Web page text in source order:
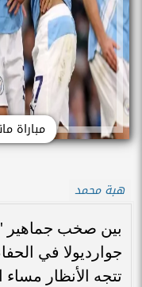
مباراة
هبة محمد
بين صخب جماهير
جوارديولا في
تتجه الأنظار